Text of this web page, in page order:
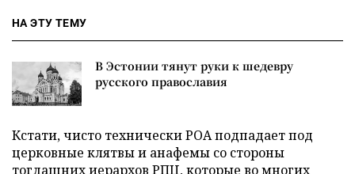
НА ЭТУ ТЕМУ
В Эстонии тянут руки к шедевру
русского православия
Кстати, чисто технически РОА подпадает под
церковные клятвы и анафемы со стороны
тогдашних иерархов РПЦ, которые во многих